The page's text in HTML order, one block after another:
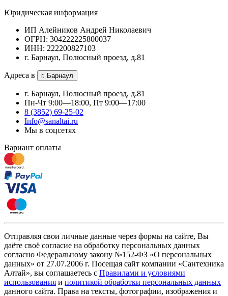
Юридическая информация
ИП Алейников Андрей Николаевич
ОГРН: 304222225800037
ИНН: 222200827103
г. Барнаул, Полюсный проезд, д.81
Адреса в г. Барнаул
г. Барнаул, Полюсный проезд, д.81
Пн-Чт 9:00—18:00, Пт 9:00—17:00
8 (3852) 69-25-02
Info@sanaltai.ru
Мы в соцсетях
Вариант оплаты
Отправляя свои личные данные через формы на сайте, Вы
даёте своё согласие на обработку персональных данных
согласно Федеральному закону №152-ФЗ «О персональных
данных» от 27.07.2006 г. Посещая сайт компании «Cантехника
Алтай», вы соглашаетесь с Правилами и условиями
использования и политикой обработки персональных данных
данного сайта. Права на тексты, фотографии, изображения и